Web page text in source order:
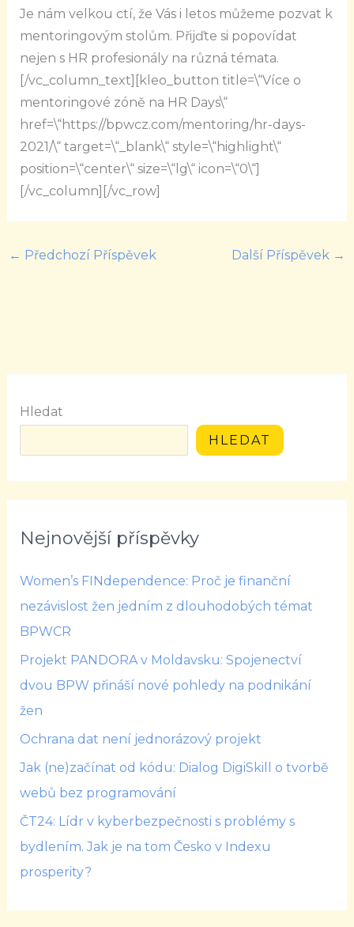
Je nám velkou ctí, že Vás i letos můžeme pozvat k
mentoringovým stolům. Přijďte si popovídat
nejen s HR profesionály na různá témata.
[/vc_column_text][kleo_button title=\“Více o
mentoringové zóně na HR Days\“
href=\“https://bpwcz.com/mentoring/hr-days-
2021/\“ target=\“_blank\“ style=\“highlight\“
position=\“center\“ size=\“lg\“ icon=\“0\“]
[/vc_column][/vc_row]
← Předchozí Příspěvek Další Příspěvek →
Hledat
HLEDAT
Nejnovější příspěvky
Women’s FINdependence: Proč je finanční
nezávislost žen jedním z dlouhodobých témat
BPWCR
Projekt PANDORA v Moldavsku: Spojenectví
dvou BPW přináší nové pohledy na podnikání
žen
Ochrana dat není jednorázový projekt
Jak (ne)začínat od kódu: Dialog DigiSkill o tvorbě
webů bez programování
ČT24: Lídr v kyberbezpečnosti s problémy s
bydlením. Jak je na tom Česko v Indexu
prosperity?